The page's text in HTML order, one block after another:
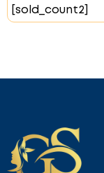
Officinalis
và bảo
[sold_count2]